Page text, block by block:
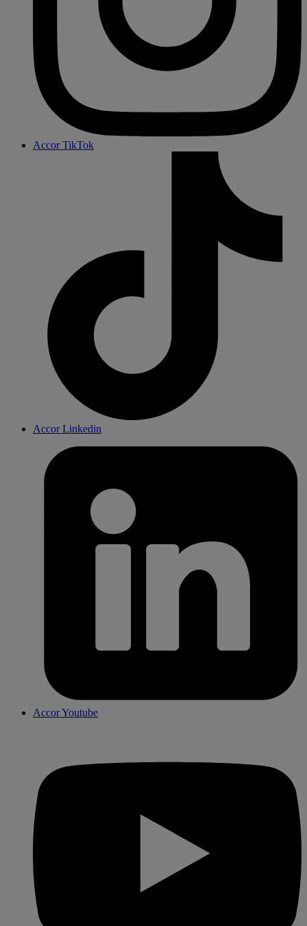
Accor TikTok
Accor Linkedin
Accor Youtube